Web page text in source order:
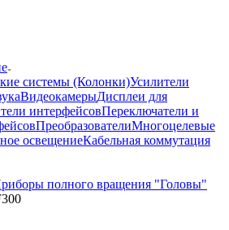
системы (Колонки)Усилители
ВидеокамерыДисплеи для
интерфейсовПереключатели и
ПреобразователиМногоцелевые
освещениеКабельная коммутация
полного вращения "Головы"